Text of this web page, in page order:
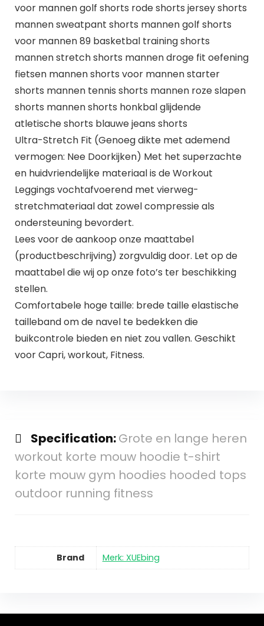
voor mannen golf shorts rode shorts jersey shorts
mannen sweatpant shorts mannen golf shorts
voor mannen 89 basketbal training shorts
mannen stretch shorts mannen droge fit oefening
fietsen mannen shorts voor mannen starter
shorts mannen tennis shorts mannen roze slapen
shorts mannen shorts honkbal glijdende
atletische shorts blauwe jeans shorts
Ultra-Stretch Fit (Genoeg dikte met ademend
vermogen: Nee Doorkijken) Met het superzachte
en huidvriendelijke materiaal is de Workout
Leggings vochtafvoerend met vierweg-
stretchmateriaal dat zowel compressie als
ondersteuning bevordert.
Lees voor de aankoop onze maattabel
(productbeschrijving) zorgvuldig door. Let op de
maattabel die wij op onze foto’s ter beschikking
stellen.
Comfortabele hoge taille: brede taille elastische
tailleband om de navel te bedekken die
buikcontrole bieden en niet zou vallen. Geschikt
voor Capri, workout, Fitness.
Specification:Grote en lange heren
workout korte mouw hoodie t-shirt
korte mouw gym hoodies hooded tops
outdoor running fitness
Brand Merk: XUEbing